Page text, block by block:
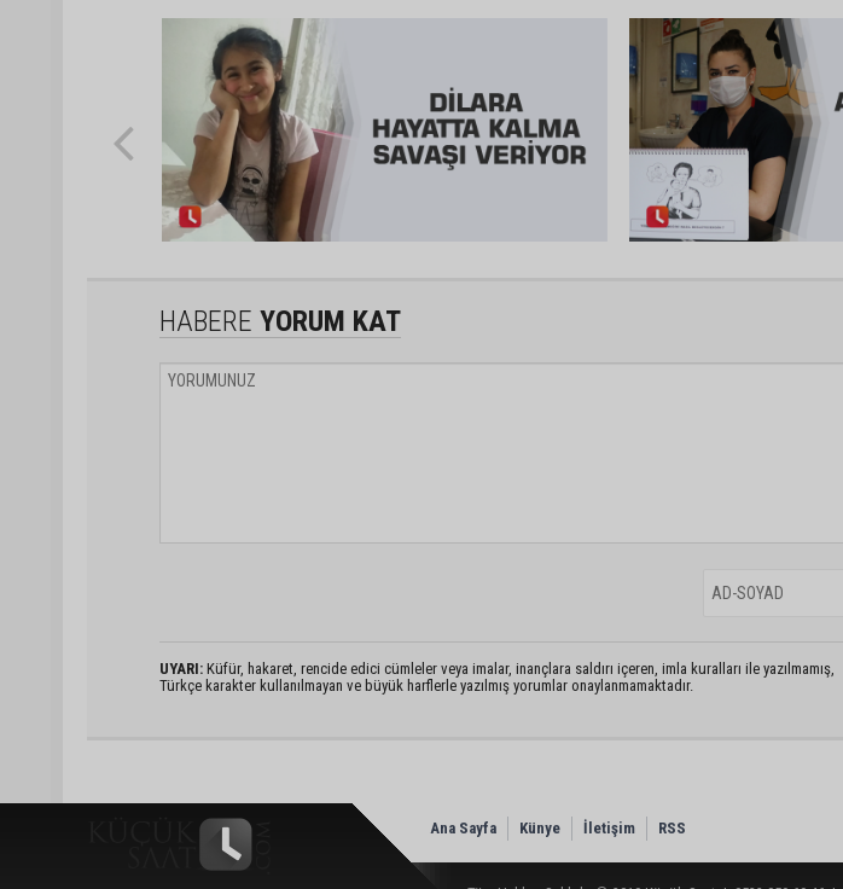
HABERE YORUM KAT
UYARI: Küfür, hakaret, rencide edici cümleler veya imalar, inançlara saldırı içeren, imla kuralları ile yazılmamış,
Türkçe karakter kullanılmayan ve büyük harflerle yazılmış yorumlar onaylanmamaktadır.
Ana Sayfa Künye İletişim RSS